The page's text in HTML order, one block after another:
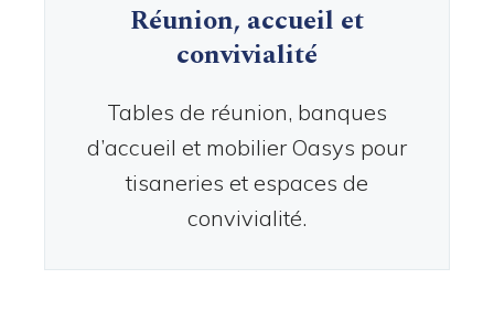
Réunion, accueil et
convivialité
Tables de réunion, banques
d’accueil et mobilier Oasys pour
tisaneries et espaces de
convivialité.